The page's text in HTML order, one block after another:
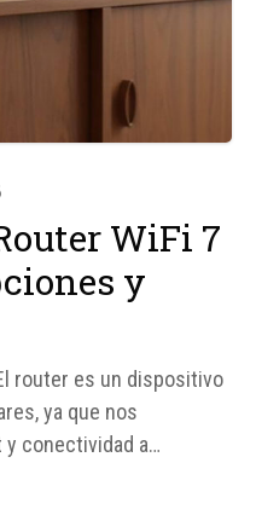
WiFi 7
y
router es un dispositivo
ya que nos
conectividad a